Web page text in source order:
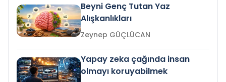
Beyni Genç Tutan Yaz
Alışkanlıkları
Zeynep GÜÇLÜCAN
Yapay zeka çağında insan
olmayı koruyabilmek